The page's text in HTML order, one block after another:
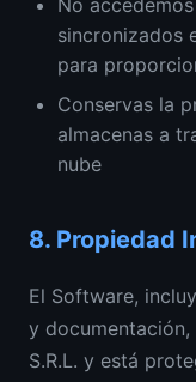
No
sincronizados
para
Conservas la
almacenas a
nube
8. Propiedad
El Software,
y
S.R.L. y está